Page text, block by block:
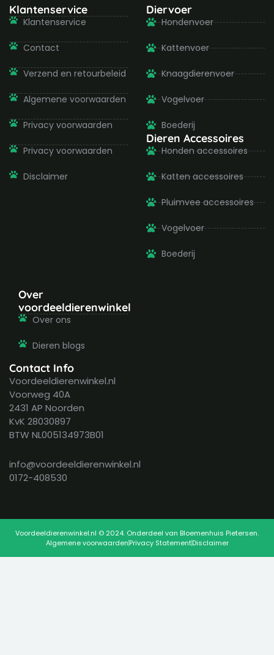
o
-
g
m
t
e
r
u
b
e
Klantenservice
Klantenservice
Contact
Verzend en retourbeleid
Algemene voorwaarden
Privacy voorwaarden
Privacy voorwaarden
Disclaimer
Diervoer
Hondenvoer
Kattenvoer
Knaagdierenvoer
Vogelvoer
Boederij
Dieren Accessoires
Honden accessoires
Katten accessoires
Pluimvee accessoires
Vogelvoer
Boederij
Over
voordeeldierenwinkel
Over ons
Dieren blogs
Contact Info
Voordeeldierenwinkel.nl
Voorweg 40A
2431 AP Noorden
KvK 28030897
BTW NL005134973B01
info@voordeeldierenwinkel.nl
0172-408530
Voordeeldierenwinkel.nl © 2024. Onderdeel van Bloemenhuis Pietersen.
Algemene voorwaardenPrivacy StatementDisclaimer